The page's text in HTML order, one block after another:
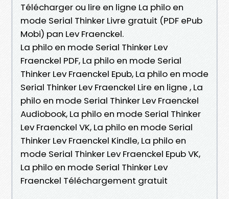
Télécharger ou lire en ligne La philo en
mode Serial Thinker Livre gratuit (PDF ePub
Mobi) pan Lev Fraenckel.
La philo en mode Serial Thinker Lev
Fraenckel PDF, La philo en mode Serial
Thinker Lev Fraenckel Epub, La philo en mode
Serial Thinker Lev Fraenckel Lire en ligne , La
philo en mode Serial Thinker Lev Fraenckel
Audiobook, La philo en mode Serial Thinker
Lev Fraenckel VK, La philo en mode Serial
Thinker Lev Fraenckel Kindle, La philo en
mode Serial Thinker Lev Fraenckel Epub VK,
La philo en mode Serial Thinker Lev
Fraenckel Téléchargement gratuit